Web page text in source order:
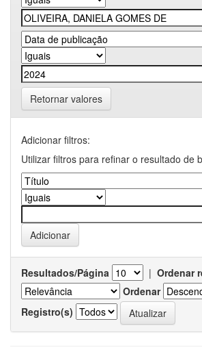
Retornar valores
Adicionar filtros:
Utilizar filtros para refinar o resultado de
Resultados/Página | Ordenar
Ordenar
Registro(s)